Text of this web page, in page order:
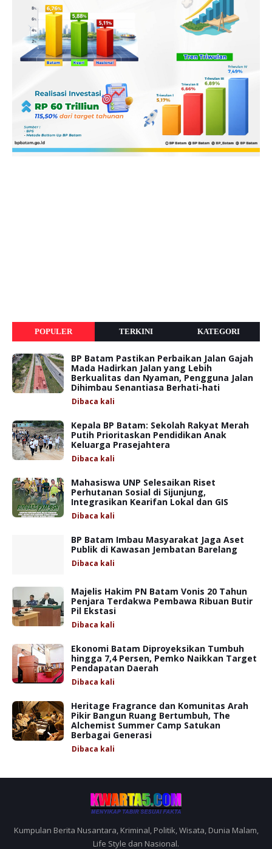
POPULER TERKINI KATEGORI
BP Batam Pastikan Perbaikan Jalan Gajah
Mada Hadirkan Jalan yang Lebih
Berkualitas dan Nyaman, Pengguna Jalan
Dihimbau Senantiasa Berhati-hati
Dibaca kali
Kepala BP Batam: Sekolah Rakyat Merah
Putih Prioritaskan Pendidikan Anak
Keluarga Prasejahtera
Dibaca kali
Mahasiswa UNP Selesaikan Riset
Perhutanan Sosial di Sijunjung,
Integrasikan Kearifan Lokal dan GIS
Dibaca kali
BP Batam Imbau Masyarakat Jaga Aset
Publik di Kawasan Jembatan Barelang
Dibaca kali
Majelis Hakim PN Batam Vonis 20 Tahun
Penjara Terdakwa Pembawa Ribuan Butir
Pil Ekstasi
Dibaca kali
Ekonomi Batam Diproyeksikan Tumbuh
hingga 7,4 Persen, Pemko Naikkan Target
Pendapatan Daerah
Dibaca kali
Heritage Fragrance dan Komunitas Arah
Pikir Bangun Ruang Bertumbuh, The
Alchemist Summer Camp Satukan
Berbagai Generasi
Dibaca kali
Kumpulan Berita Nusantara, Kriminal, Politik, Wisata, Dunia Malam,
Life Style dan Nasional.